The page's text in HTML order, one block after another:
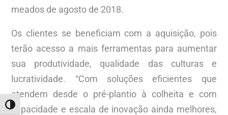
ALTERNAR ALTO CONTRASTE
meados de agosto de 2018.
Os clientes se beneficiam com a aquisição, pois
terão acesso a mais ferramentas para aumentar
sua produtividade, qualidade das culturas e
lucratividade. “Com soluções eficientes que
atendem desde o pré-plantio à colheita e com
capacidade e escala de inovação ainda melhores,